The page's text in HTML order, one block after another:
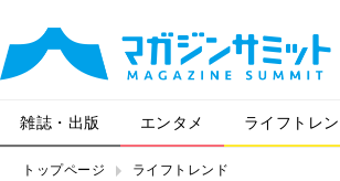
雑誌・出版 エンタメ ライフトレ
トップページ ライフトレンド